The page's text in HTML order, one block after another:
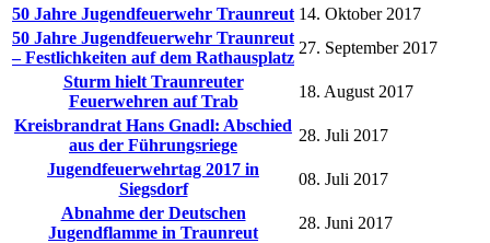
50 Jahre Jugendfeuerwehr Traunreut 14. Oktober 2017
50 Jahre Jugendfeuerwehr Traunreut
– Festlichkeiten auf dem Rathausplatz
27. September 2017
Sturm hielt Traunreuter
Feuerwehren auf Trab
18. August 2017
Kreisbrandrat Hans Gnadl: Abschied
aus der Führungsriege
28. Juli 2017
Jugendfeuerwehrtag 2017 in
Siegsdorf
08. Juli 2017
Abnahme der Deutschen
Jugendflamme in Traunreut
28. Juni 2017